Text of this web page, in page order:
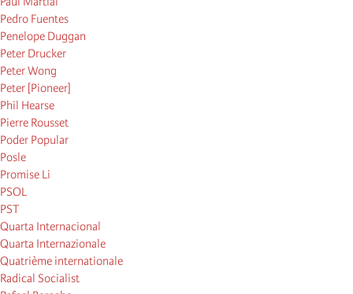
Pedro Fuentes
Penelope Duggan
Peter Drucker
Peter Wong
Peter [Pioneer]
Phil Hearse
Pierre Rousset
Poder Popular
Posle
Promise Li
PSOL
PST
Quarta Internacional
Quarta Internazionale
Quatrième internationale
Radical Socialist